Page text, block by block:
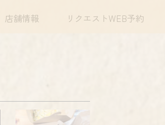
店舗情報 リクエストWEB予約